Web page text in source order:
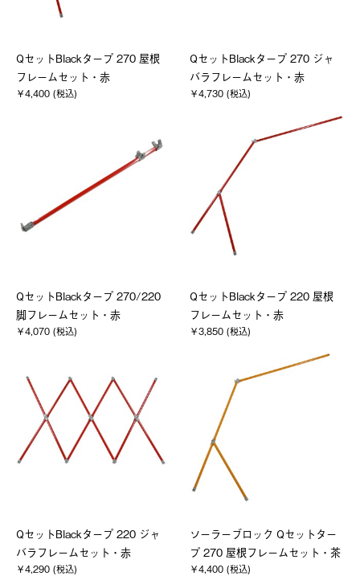
QセットBlackタープ 270 屋根
フレームセット・赤
￥4,400 (税込)
QセットBlackタープ 270 ジャ
バラフレームセット・赤
￥4,730 (税込)
QセットBlackタープ 270/220
脚フレームセット・赤
￥4,070 (税込)
QセットBlackタープ 220 屋根
フレームセット・赤
￥3,850 (税込)
QセットBlackタープ 220 ジャ
バラフレームセット・赤
￥4,290 (税込)
ソーラーブロック Qセットター
プ 270 屋根フレームセット・茶
￥4,400 (税込)